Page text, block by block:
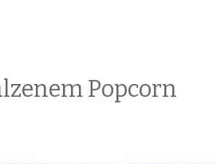
Popcorn